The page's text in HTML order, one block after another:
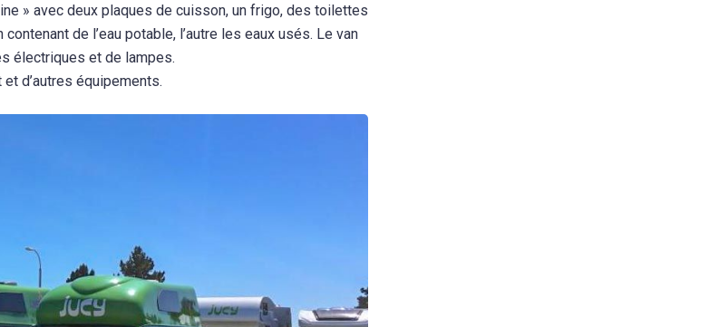
» avec deux plaques de cuisson, un frigo, des toilettes
de l’eau potable, l’autre les eaux usés. Le van
électriques et de lampes.
d’autres équipements.